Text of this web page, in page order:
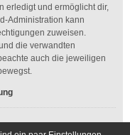
erledigt und ermöglicht dir,
Administration kann
zuweisen.
die verwandten
auch die jeweiligen